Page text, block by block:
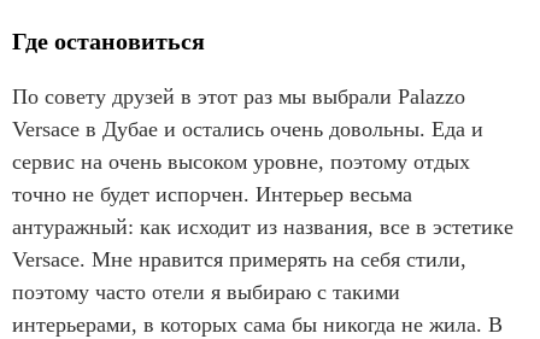
Где остановиться
По совету друзей в этот раз мы выбрали Palazzo
Versace в Дубае и остались очень довольны. Еда и
сервис на очень высоком уровне, поэтому отдых
точно не будет испорчен. Интерьер весьма
антуражный: как исходит из названия, все в эстетике
Versace. Мне нравится примерять на себя стили,
поэтому часто отели я выбираю с такими
интерьерами, в которых сама бы никогда не жила. В